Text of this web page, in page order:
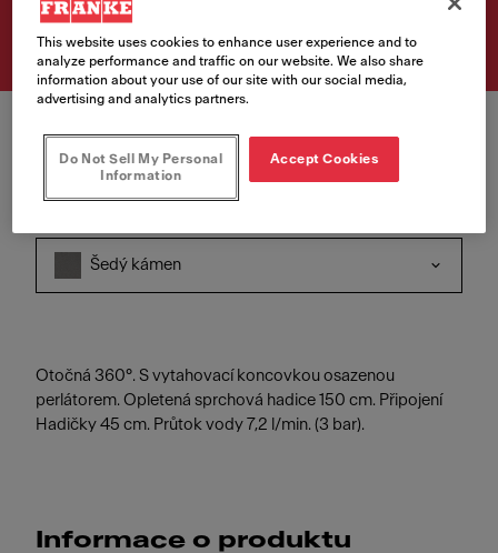
míst
Šedý kámen
Otočná 360°. S vytahovací koncovkou osazenou
perlátorem. Opletená sprchová hadice 150 cm. Připojení
Hadičky 45 cm. Průtok vody 7,2 l/min. (3 bar).
Informace o produktu
This website uses cookies to enhance user experience and to
analyze performance and traffic on our website. We also share
information about your use of our site with our social media,
advertising and analytics partners.
Do Not Sell My Personal
Information
Accept Cookies